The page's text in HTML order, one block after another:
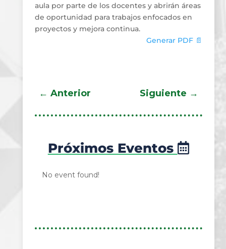
aula por parte de los docentes y abrirán áreas
de oportunidad para trabajos enfocados en
proyectos y mejora continua.
Generar PDF 📄
← Anterior Siguiente →
Próximos Eventos
No event found!